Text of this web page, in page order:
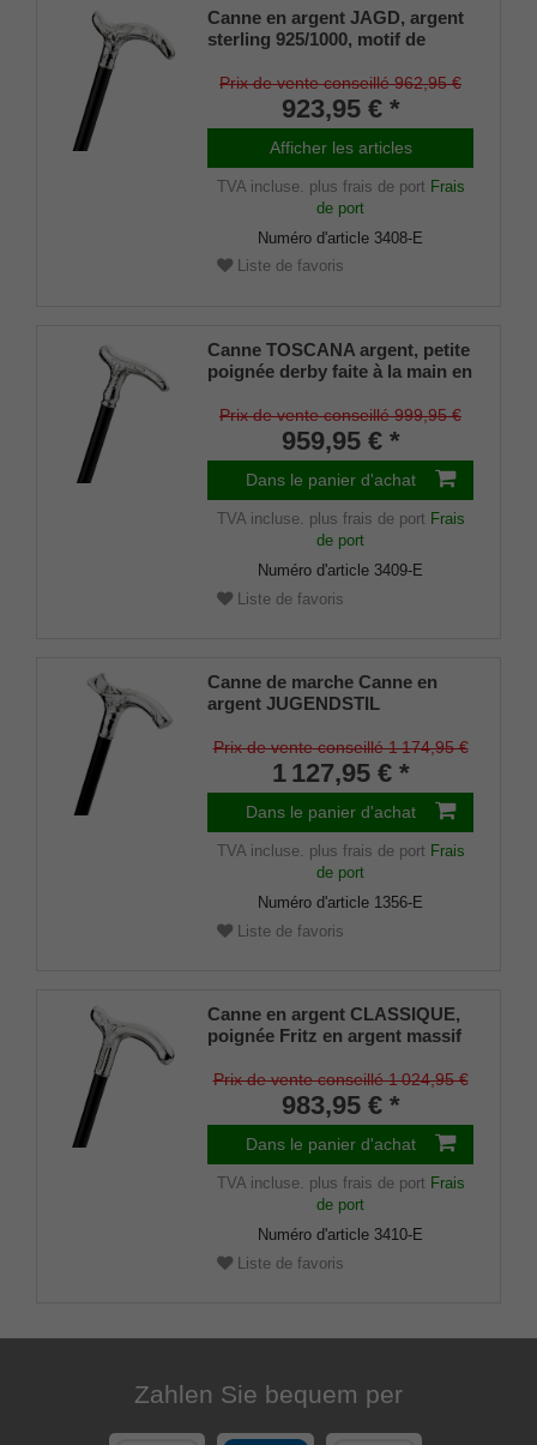
Canne en argent JAGD, argent
sterling 925/1000, motif de
ciselures, bois d'ébène très fin
poli à la main, travail de
manufacture
Prix de vente conseillé 962,95 €
923,95 € *
Afficher les articles
TVA incluse. plus frais de port Frais
de port
Numéro d'article 3408-E
Liste de favoris
Canne TOSCANA argent, petite
poignée derby faite à la main en
Sterling avec de fines ciselures
méditerranéennes, montée sur
un bâton en noble ébène de
Macassar, amortisseur fin
inclus.
Prix de vente conseillé 999,95 €
959,95 € *
Dans le panier d'achat
TVA incluse. plus frais de port Frais
de port
Numéro d'article 3409-E
Liste de favoris
Canne de marche Canne en
argent JUGENDSTIL
faite à la main en véritable
argent massif 925/1000 avec
ciselures élaborées, montée
sur un bâton en noble ébène de
Macassar, tampons en
caoutchouc inclus.
Prix de vente conseillé 1 174,95 €
1 127,95 € *
Dans le panier d'achat
TVA incluse. plus frais de port Frais
de port
Numéro d'article 1356-E
Liste de favoris
Canne en argent CLASSIQUE,
poignée Fritz en argent massif
précieux d'ébène de Macassar,
tampons en caoutchouc inclus.
Prix de vente conseillé 1 024,95 €
983,95 € *
Dans le panier d'achat
TVA incluse. plus frais de port Frais
de port
Numéro d'article 3410-E
Liste de favoris
Zahlen Sie bequem per